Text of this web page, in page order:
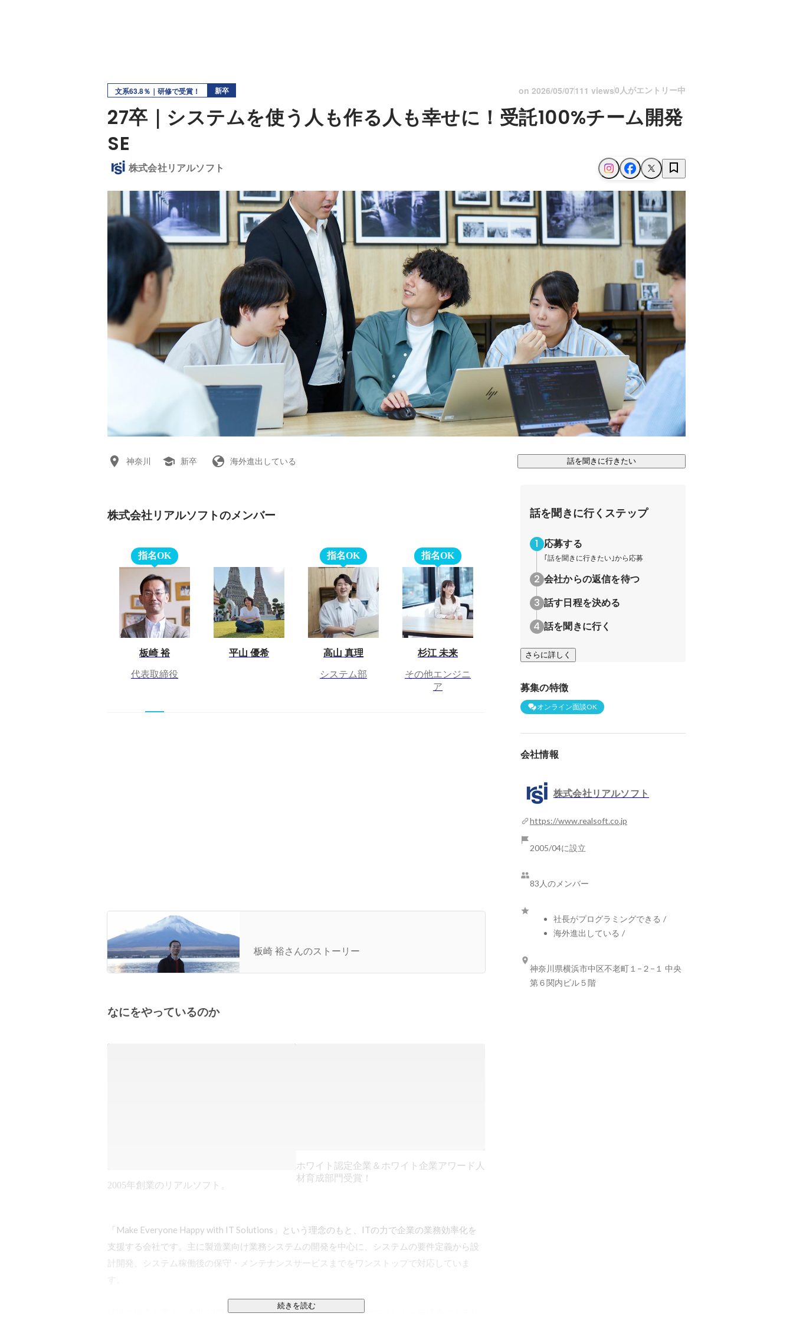
文系63.8％｜研修で受賞！ 新卒 on 2026/05/07111 views0人がエントリー中
27卒｜システムを使う人も作る人も幸せに！受託100%チーム開発
SE
株式会社リアルソフト
神奈川 新卒 海外進出している 話を聞きに行きたい
株式会社リアルソフトのメンバー
指名OK
板崎 裕
代表取締役
平山 優希
指名OK
高山 真理
システム部
指名OK
杉江 未来
その他エンジニ
ア
きるまで【代表インタビュー連載第1回〜人となり
編〜】
板崎 裕さんのストーリー
なにをやっているのか
2005年創業のリアルソフト。
ホワイト認定企業＆ホワイト企業アワード人
材育成部門受賞！
「Make Everyone Happy with IT Solutions」という理念のもと、ITの力で企業の業務効率化を
支援する会社です。主に製造業向け業務システムの開発を中心に、システムの要件定義から設
計開発、システム稼働後の保守・メンテナンスサービスまでをワンストップで対応していま
横浜に拠点を置き、今期22期目を迎える当社は、SE派遣やSES契約ではなく一括請負による社
続きを読む
話を聞きに行くステップ
応募する
｢話を聞きに行きたい｣から応募
会社からの返信を待つ
話す日程を決める
話を聞きに行く
さらに詳しく
募集の特徴
オンライン面談OK
会社情報
株式会社リアルソフト
https://www.realsoft.co.jp
2005/04に設立
83人のメンバー
社長がプログラミングできる /
海外進出している /
神奈川県横浜市中区不老町１−２−１ 中央
第６関内ビル５階